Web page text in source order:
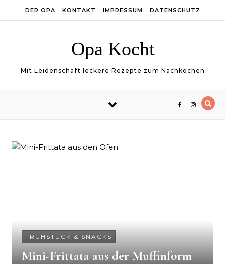
DER OPA KONTAKT IMPRESSUM DATENSCHUTZ
Opa Kocht
Mit Leidenschaft leckere Rezepte zum Nachkochen
FRÜHSTÜCK & SNACKS
Mini-Frittata aus der Muffinform